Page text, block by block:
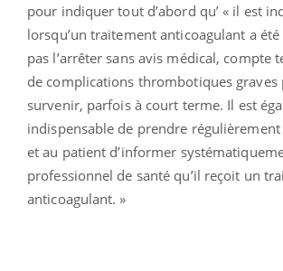
pour indiquer tout d’abord qu’ « il est
lorsqu’un traitement anticoagulant a
pas l’arrêter sans avis médical, compte
de complications thrombotiques graves
survenir, parfois à court terme. Il est
indispensable de prendre
et au patient d’informer
professionnel de santé qu’il reçoit un
anticoagulant. »